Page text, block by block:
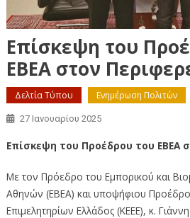
Επίσκεψη του
ΕΒΕΑ στον
Δελτία Τύπου Ενημέρωση Πολιτών
27 Ιανουαρίου 2025
Επίσκεψη του Προέδρου του ΕΒΕΑ
Με τον Πρόεδρο του Εμπορικού και
Αθηνών (ΕΒΕΑ) και υποψήφιου
Επιμελητηρίων Ελλάδος (ΚΕΕΕ), κ.